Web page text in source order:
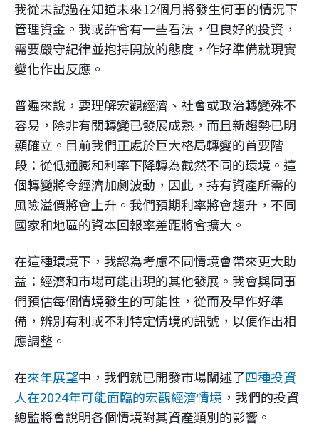
線上交易
我從未試過在知道未來12個月將發生何事的情況下
管理資金。我或許會有一些看法，但良好的投資，
需要嚴守紀律並抱持開放的態度，作好準備就現實
變化作出反應。
普遍來說，要理解宏觀經濟、社會或政治轉變殊不
容易，除非有關轉變已發展成熟，而且新趨勢已明
顯確立。目前我們正處於巨大格局轉變的首要階
段：從低通膨和利率下降轉為截然不同的環境。這
個轉變將令經濟加劇波動，因此，持有資產所需的
風險溢價將會上升。我們預期利率將會趨升，不同
國家和地區的資本回報率差距將會擴大。
在這種環境下，我認為考慮不同情境會帶來更大助
益：經濟和市場可能出現的其他發展。我會與同事
們預估每個情境發生的可能性，從而及早作好準
備，辨別有利或不利特定情境的訊號，以便作出相
應調整。
在來年展望中，我們就已開發市場闡述了四種投資
人在2024年可能面臨的宏觀經濟情境 ，我們的投資
總監將會說明各個情境對其資產類別的影響。